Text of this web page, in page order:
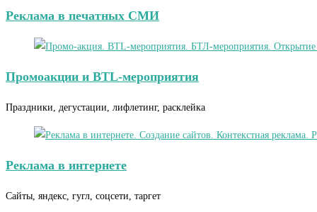
Реклама в печатных СМИ
Промоакции и BTL-мероприятия
Праздники, дегустации, лифлетинг, расклейка
Реклама в интернете
Сайты, яндекс, гугл, соцсети, таргет